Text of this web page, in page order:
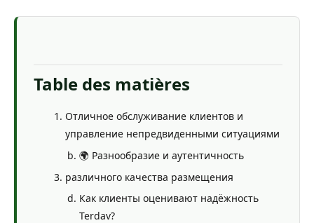
Table des matières
Отличное обслуживание клиентов и
управление непредвиденными ситуациями
🌍 Разнообразие и аутентичность
различного качества размещения
Как клиенты оценивают надёжность
Terdav?